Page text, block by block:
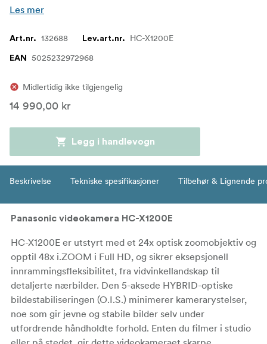
Les mer
Art.nr. 132688 Lev.art.nr. HC-X1200E
EAN 5025232972968
Midlertidig ikke tilgjengelig
14 990,00 kr
Legg i handlevogn
Beskrivelse Tekniske spesifikasjoner Tilbehør & Lignende
Panasonic videokamera HC-X1200E
HC-X1200E er utstyrt med et 24x optisk zoomobjektiv og
opptil 48x i.ZOOM i Full HD, og sikrer eksepsjonell
innrammingsfleksibilitet, fra vidvinkellandskap til
detaljerte nærbilder. Den 5-aksede HYBRID-optiske
bildestabiliseringen (O.I.S.) minimerer kamerarystelser,
noe som gir jevne og stabile bilder selv under
utfordrende håndholdte forhold. Enten du filmer i studio